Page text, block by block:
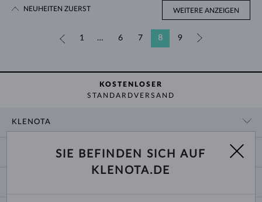
WEITERE ANZEIGEN
1 … 6 7 8 9
NEUHEITEN ZUERST
KOSTENLOSER
STANDARDVERSAND
KLENOTA
SHOWROOM
ZAHLUNG UND VERSAND
SIE BEFINDEN SICH AUF
KLENOTA.DE